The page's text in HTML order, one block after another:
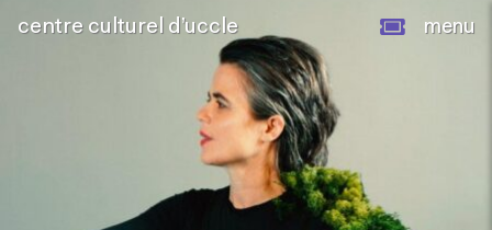
centre culturel d’uccle menu